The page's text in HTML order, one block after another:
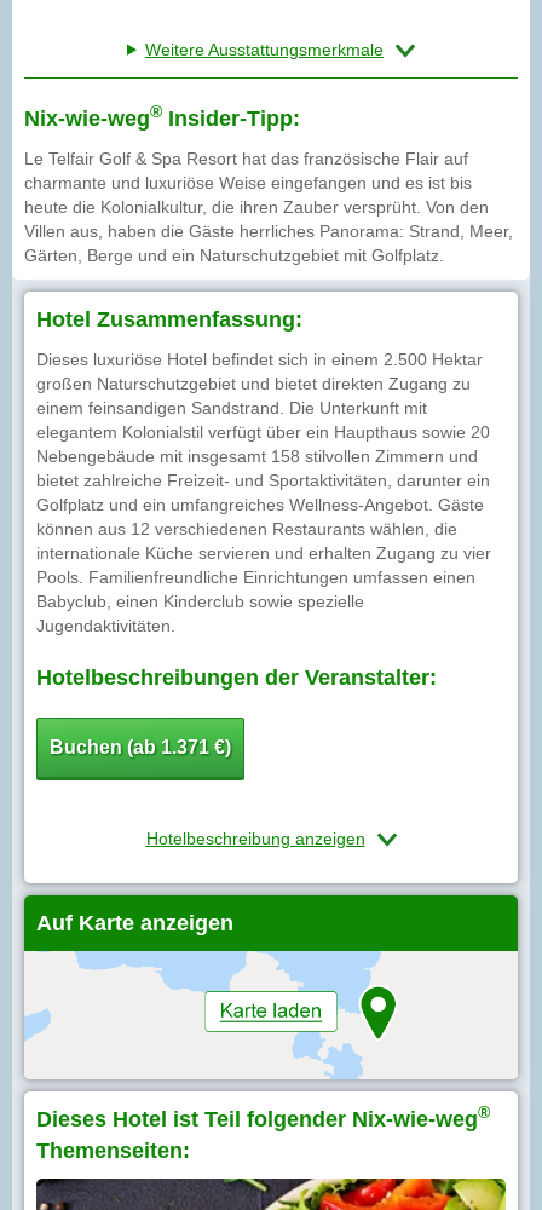
Weitere Ausstattungsmerkmale
Nix-wie-weg® Insider-Tipp:
Le Telfair Golf & Spa Resort hat das französische Flair auf
charmante und luxuriöse Weise eingefangen und es ist bis
heute die Kolonialkultur, die ihren Zauber versprüht. Von den
Villen aus, haben die Gäste herrliches Panorama: Strand, Meer,
Gärten, Berge und ein Naturschutzgebiet mit Golfplatz.
Hotel Zusammenfassung:
Dieses luxuriöse Hotel befindet sich in einem 2.500 Hektar
großen Naturschutzgebiet und bietet direkten Zugang zu
einem feinsandigen Sandstrand. Die Unterkunft mit
elegantem Kolonialstil verfügt über ein Haupthaus sowie 20
Nebengebäude mit insgesamt 158 stilvollen Zimmern und
bietet zahlreiche Freizeit- und Sportaktivitäten, darunter ein
Golfplatz und ein umfangreiches Wellness-Angebot. Gäste
können aus 12 verschiedenen Restaurants wählen, die
internationale Küche servieren und erhalten Zugang zu vier
Pools. Familienfreundliche Einrichtungen umfassen einen
Babyclub, einen Kinderclub sowie spezielle
Jugendaktivitäten.
Hotelbeschreibungen der Veranstalter:
Buchen (ab 1.371 €)
Hotelbeschreibung anzeigen
Auf Karte anzeigen
Dieses Hotel ist Teil folgender Nix-wie-weg®
Themenseiten: